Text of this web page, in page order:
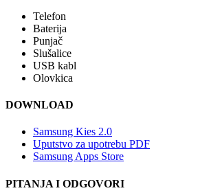
Telefon
Baterija
Punjač
Slušalice
USB kabl
Olovkica
DOWNLOAD
Samsung Kies 2.0
Uputstvo za upotrebu PDF
Samsung Apps Store
PITANJA I ODGOVORI